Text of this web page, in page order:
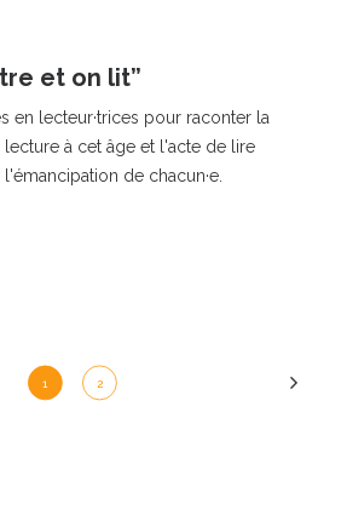
et on lit”
en lecteur·trices pour raconter la
à cet âge et l'acte de lire
de chacun·e.
1 2